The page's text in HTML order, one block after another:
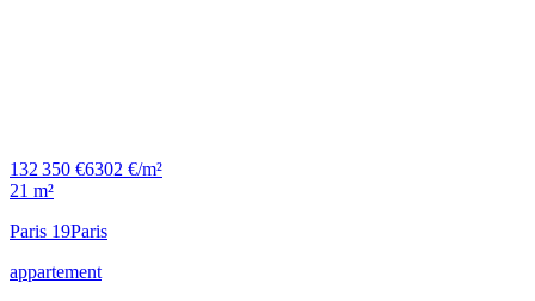
132 350 €6302 €/m²
21 m²
Paris 19Paris
appartement